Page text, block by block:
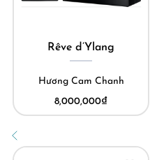
Rêve d’Ylang
Hương Cam Chanh
8,000,000₫